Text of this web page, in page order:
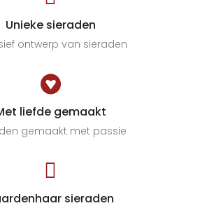
Unieke sieraden
ontwerp van sieraden

liefde gemaakt
gemaakt met passie

sieraden